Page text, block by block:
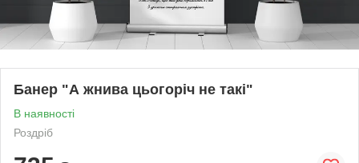
Банер "А жнива цьогоріч не такі"
В наявності
Роздріб